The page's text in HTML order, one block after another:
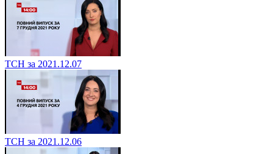
ТСН за 2021.12.07
ТСН за 2021.12.06